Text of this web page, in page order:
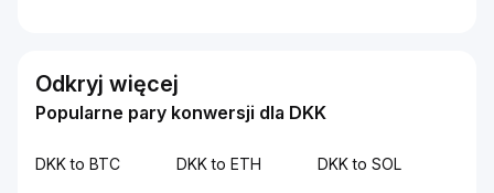
Odkryj więcej
Popularne pary konwersji dla DKK
DKK to BTC DKK to ETH DKK to SOL